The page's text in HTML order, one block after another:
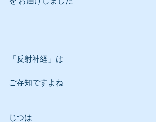
「反射神経」は
ご存知ですよね
じつは